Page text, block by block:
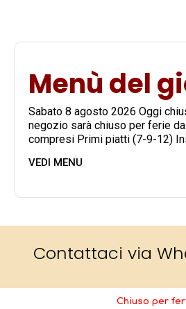
Menù del
Sabato 8 agosto 2026 Oggi
negozio sarà chiuso per ferie
compresi Primi piatti (7-9-12)
VEDI MENU
Contattaci via
Chiuso per